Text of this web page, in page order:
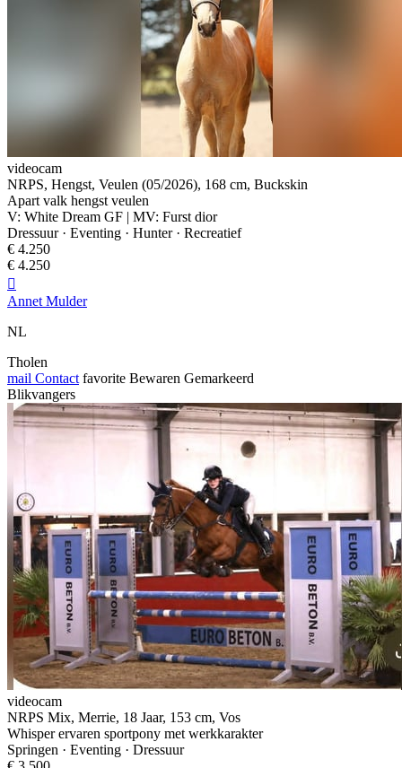
videocam
NRPS, Hengst, Veulen (05/2026), 168 cm, Buckskin
Apart valk hengst veulen
V: White Dream GF | MV: Furst dior
Dressuur · Eventing · Hunter · Recreatief
€ 4.250
€ 4.250

Annet Mulder
NL
Tholen
mail Contact favorite Bewaren Gemarkeerd
Blikvangers
videocam
NRPS Mix, Merrie, 18 Jaar, 153 cm, Vos
Whisper ervaren sportpony met werkkarakter
Springen · Eventing · Dressuur